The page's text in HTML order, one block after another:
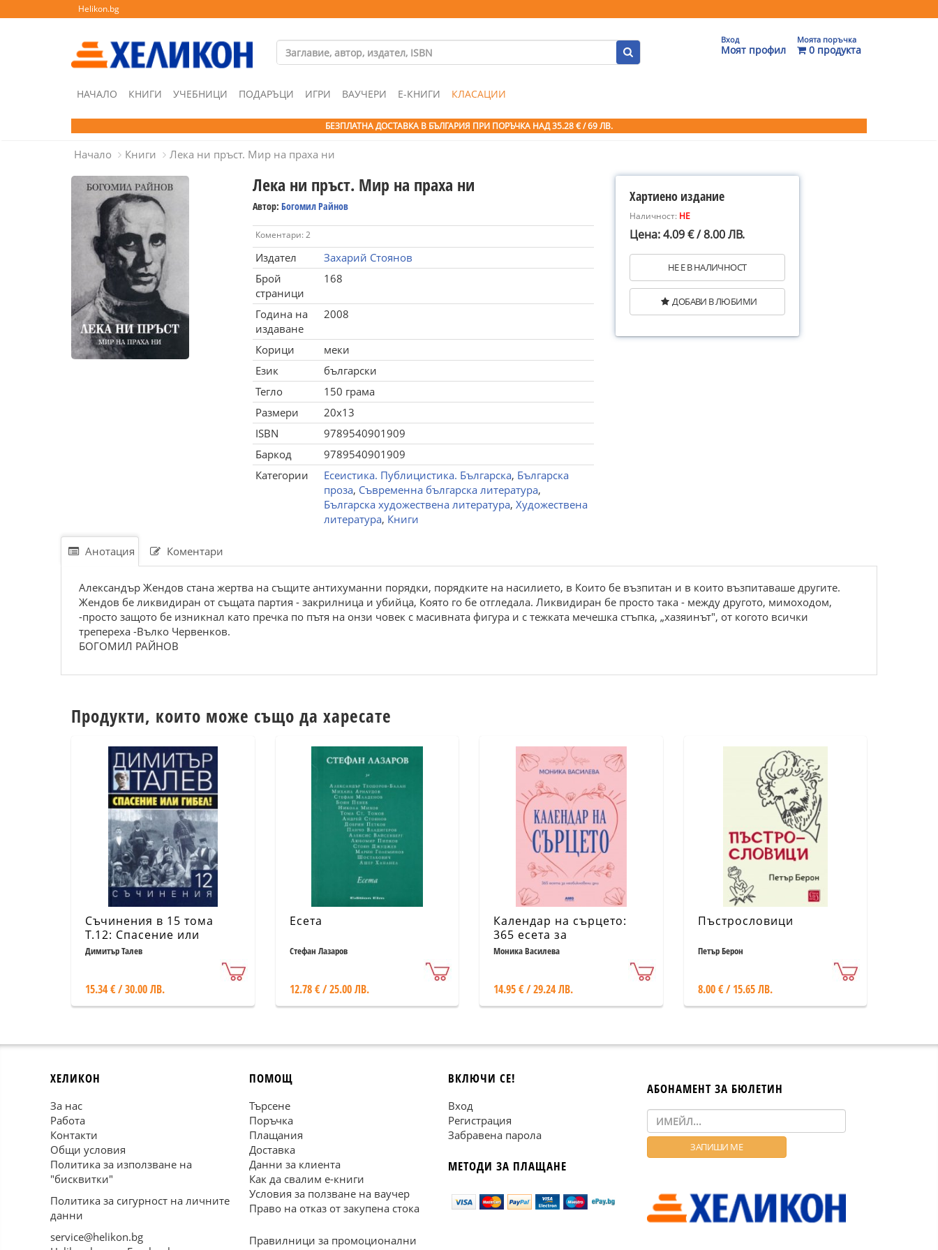
Helikon.bg
Вход
Моят профил
Моята поръчка
0 продукта
НАЧАЛО КНИГИ УЧЕБНИЦИ ПОДАРЪЦИ ИГРИ ВАУЧЕРИ Е-КНИГИ КЛАСАЦИИ
БЕЗПЛАТНА ДОСТАВКА В БЪЛГАРИЯ ПРИ ПОРЪЧКА НАД 35.28 € / 69 ЛВ.
Начало Книги Лека ни пръст. Мир на праха ни
Лека ни пръст. Мир на праха ни
Автор: Богомил Райнов
Коментари: 2
Издател
Захарий Стоянов
Брой
страници
168
Година на
издаване
2008
Корици
меки
Език
български
Тегло
150 грама
Размери
20x13
ISBN
9789540901909
Баркод
9789540901909
Категории
Есеистика. Публицистика. Българска, Българска
проза, Съвременна българска литература,
Българска художествена литература, Художествена
литература, Книги
Хартиено издание
Наличност: НЕ
Цена: 4.09 € / 8.00 ЛВ.
НЕ Е В НАЛИЧНОСТ
ДОБАВИ В ЛЮБИМИ
Анотация Коментари
Александър Жендов стана жертва на същите антихуманни порядки, порядките на насилието, в Които бе възпитан и в които възпитаваше другите.
Жендов бе ликвидиран от същата партия - закрилница и убийца, Която го бе отгледала. Ликвидиран бе просто така - между другото, мимоходом,
-просто защото бе изникнал като пречка по пътя на онзи човек с масивната фигура и с тежката мечешка стъпка, „хазяинът", от когото всички
трепереха -Вълко Червенков.
БОГОМИЛ РАЙНОВ
Продукти, които може също да харесате
Съчинения в 15 тома
Т.12: Спасение или
гибел!
Димитър Талев
15.34 € / 30.00 ЛВ.
Есета
Стефан Лазаров
12.78 € / 25.00 ЛВ.
Календар на сърцето:
365 есета за
необикновени дни
Моника Василева
14.95 € / 29.24 ЛВ.
Пъстрословици
Петър Берон
8.00 € / 15.65 ЛВ.
ХЕЛИКОН
За нас
Работа
Контакти
Общи условия
Политика за използване на
"бисквитки"
Политика за сигурност на личните
данни
service@helikon.bg
ПОМОЩ
Търсене
Поръчка
Плащания
Доставка
Данни за клиента
Как да свалим е-книги
Условия за ползване на ваучер
Право на отказ от закупена стока
Правилници за промоционални
ВКЛЮЧИ СЕ!
Вход
Регистрация
Забравена парола
МЕТОДИ ЗА ПЛАЩАНЕ
АБОНАМЕНТ ЗА БЮЛЕТИН